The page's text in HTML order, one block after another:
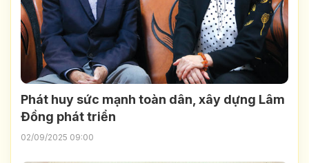
Phát huy sức mạnh toàn dân, xây dựng Lâm
Đồng phát triển
02/09/2025 09:00